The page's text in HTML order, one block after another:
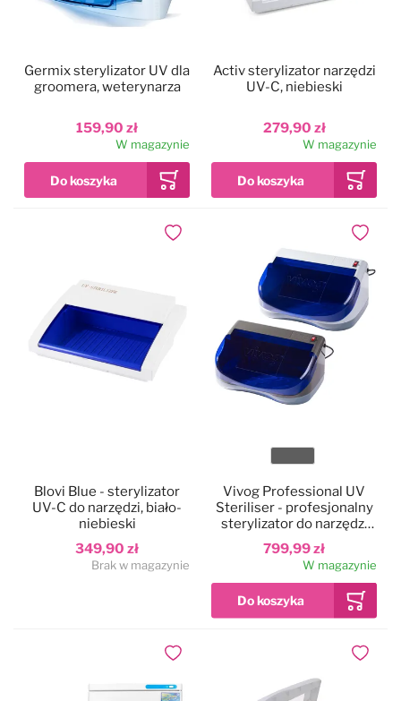
159,90 zł
Germix sterylizator UV dla
groomera, weterynarza
W magazynie
279,90 zł
Activ sterylizator narzędzi
UV-C, niebieski
W magazynie
349,90 zł
Blovi Blue - sterylizator
UV-C do narzędzi, biało-
niebieski
Brak w magazynie
Dodaj do ulubionych
Kolor
799,99 zł
Vivog Professional UV
Steriliser - profesjonalny
sterylizator do narzędzi
UV, 40x30x21cm
W magazynie
Dodaj
Dodaj do ulubionych Dodaj